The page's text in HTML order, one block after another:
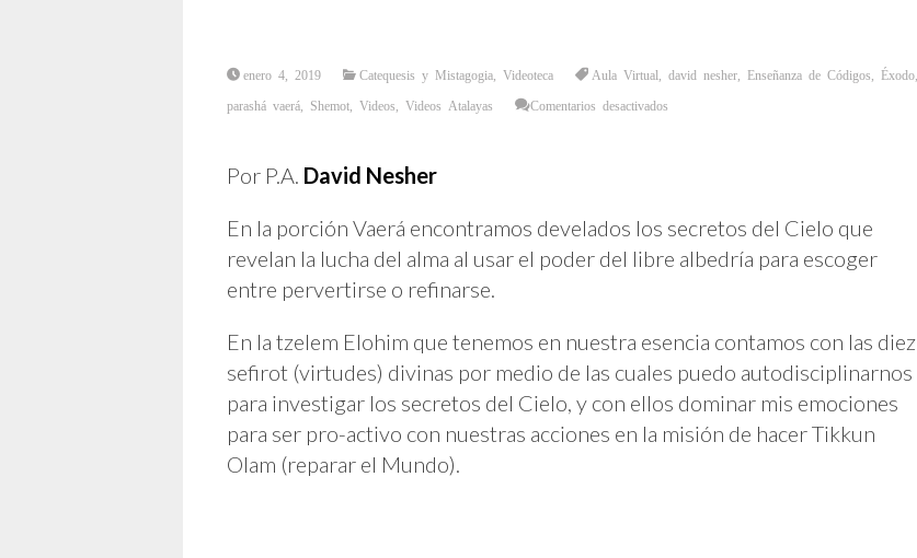
enero 4, 2019 Catequesis y Mistagogia Videoteca Aula Virtual david nesher Enseñanza de Códigos Éxodo
parashá vaerá Shemot Videos Videos Atalayas Comentarios desactivados
Por P.A. David Nesher
En la porción Vaerá encontramos develados los secretos del Cielo que
revelan la lucha del alma al usar el poder del libre albedría para escoger
entre pervertirse o refinarse.
En la tzelem Elohim que tenemos en nuestra esencia contamos con las diez
sefirot (virtudes) divinas por medio de las cuales puedo autodisciplinarnos
para investigar los secretos del Cielo, y con ellos dominar mis emociones
para ser pro-activo con nuestras acciones en la misión de hacer Tikkun
Olam (reparar el Mundo).